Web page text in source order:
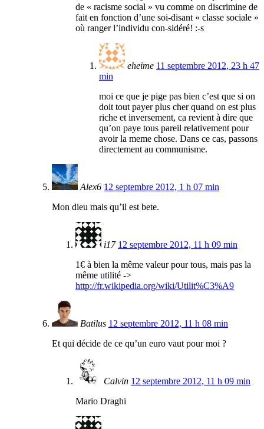
de « racisme social » vu comme on discrimine de
fait en fonction d’une soi-disant « classe sociale »
où ranger l’individu con-sidéré! :-s
eheime 11 septembre 2012, 23 h 47
min
moi ce que je pige pas bien c’est que si on
doit tout payer plus cher quand on est plus
riche et inversement, ca revient à dire que
qu’on paye tous pareil relativement pour
avoir la meme chose. Dans ce cas, passons
directement au communisme.
Alex6 12 septembre 2012, 1 h 07 min
Mon dieu mais qu’il est bete.
i17 12 septembre 2012, 11 h 09 min
1€ à bien la même valeur pour tous, mais pas la
même utilité ->
http://fr.wikipedia.org/wiki/Utilit%C3%A9
Batilus 12 septembre 2012, 11 h 08 min
Et qui décide de ce qu’un euro vaut pour moi ?
Calvin 12 septembre 2012, 11 h 09 min
Mario Draghi